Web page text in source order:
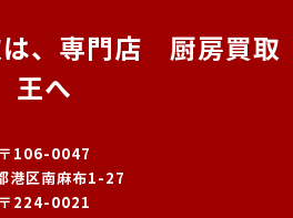
、専門店 厨房買取
王へ
〒106-0047
港区南麻布1-27
〒224-0021